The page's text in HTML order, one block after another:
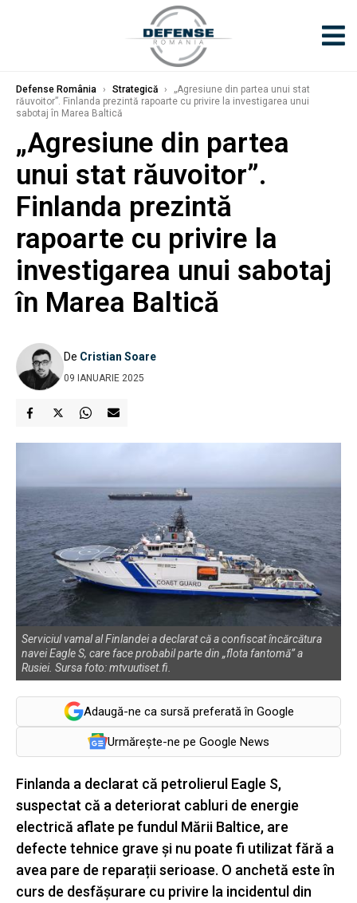
Defense România › Strategică ›
„Agresiune din partea unui stat
răuvoitor”. Finlanda prezintă rapoarte cu privire la investigarea unui
sabotaj în Marea Baltică
„Agresiune din partea
unui stat răuvoitor”.
Finlanda prezintă
rapoarte cu privire la
investigarea unui sabotaj
în Marea Baltică
De Cristian Soare
09 IANUARIE 2025
Serviciul vamal al Finlandei a declarat că a confiscat încărcătura
navei Eagle S, care face probabil parte din „flota fantomă” a
Rusiei. Sursa foto: mtvuutiset.fi.
Adaugă-ne ca sursă preferată în Google
Urmărește-ne pe Google News
Finlanda a declarat că petrolierul Eagle S,
suspectat că a deteriorat cabluri de energie
electrică aflate pe fundul Mării Baltice, are
defecte tehnice grave și nu poate fi utilizat fără a
avea pare de reparații serioase. O anchetă este în
curs de desfășurare cu privire la incidentul din